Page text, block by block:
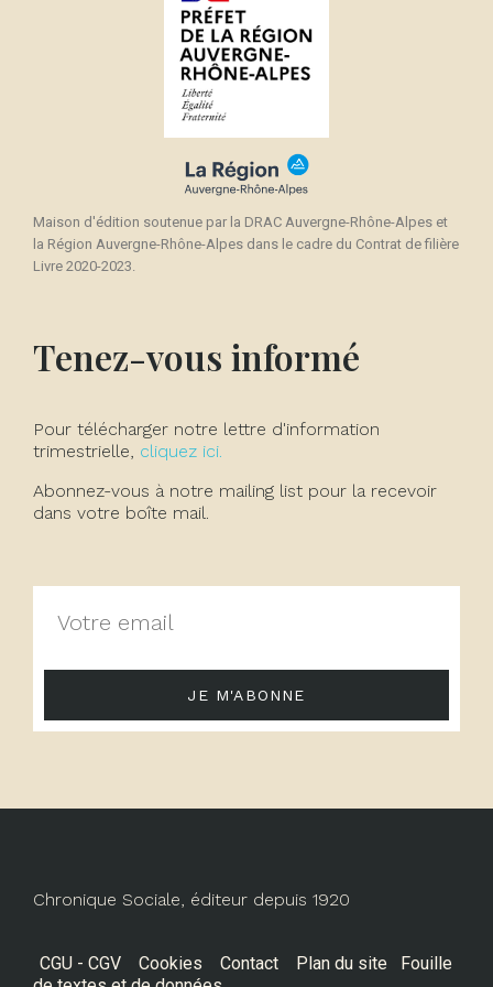
Maison d'édition soutenue par la DRAC Auvergne-Rhône-Alpes et
la Région Auvergne-Rhône-Alpes dans le cadre du Contrat de filière
Livre 2020-2023.
Tenez-vous informé
Pour télécharger notre lettre d'information
trimestrielle, cliquez ici.
Abonnez-vous à notre mailing list pour la recevoir
dans votre boîte mail.
JE M'ABONNE
Chronique Sociale, éditeur depuis 1920
CGU - CGV Cookies Contact Plan du site
Fouille